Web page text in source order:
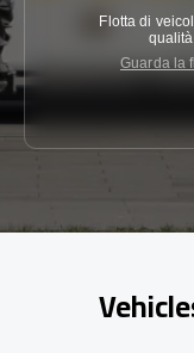
Flotta di
qualità
Guarda la